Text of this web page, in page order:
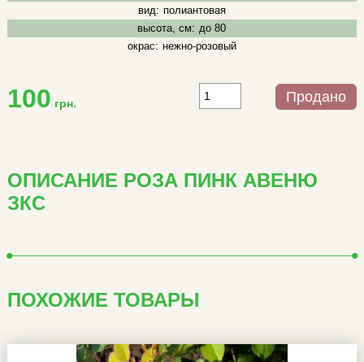
вид: полиантовая
высота, см: до 80
окрас: нежно-розовый
100 грн. Продано
ОПИСАНИЕ РОЗА ПИНК АВЕНЮ
ЗКС
ПОХОЖИЕ ТОВАРЫ